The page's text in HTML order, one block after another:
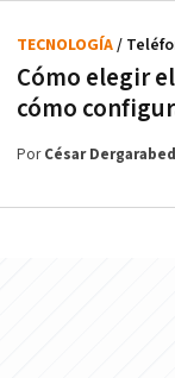
Cómo elegir
cómo
TECNOLOGÍA/
PorCésar